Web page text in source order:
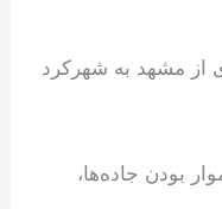
از مشهد به شهرکرد
بودن جاده‌ها،